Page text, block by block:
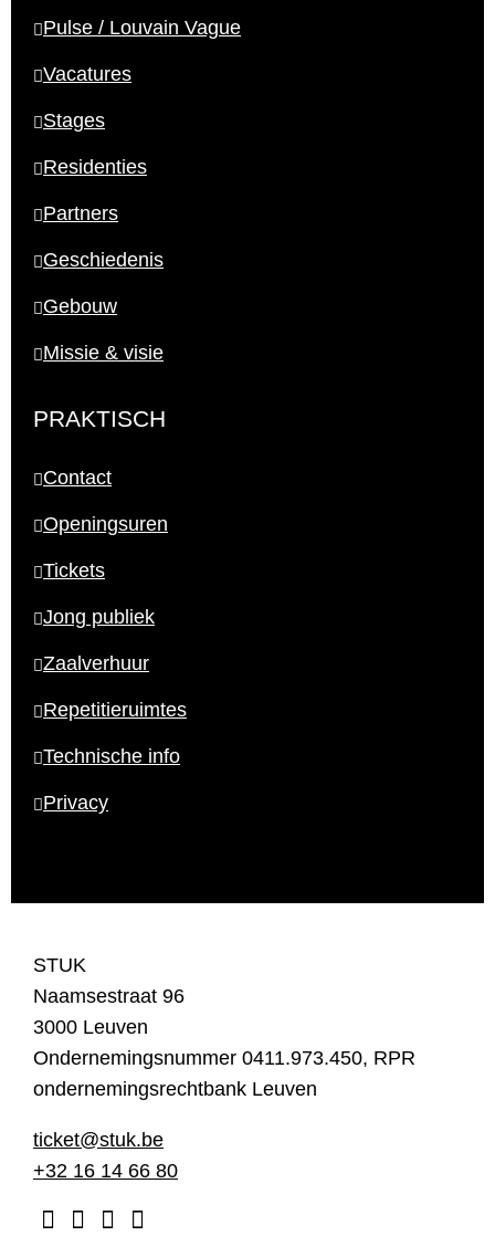
Pulse / Louvain Vague
Vacatures
Stages
Residenties
Partners
Geschiedenis
Gebouw
Missie & visie
PRAKTISCH
Contact
Openingsuren
Tickets
Jong publiek
Zaalverhuur
Repetitieruimtes
Technische info
Privacy
STUK
Naamsestraat 96
3000 Leuven
Ondernemingsnummer 0411.973.450, RPR
ondernemingsrechtbank Leuven
ticket@stuk.be
+32 16 14 66 80
facebook
instagram
twitter